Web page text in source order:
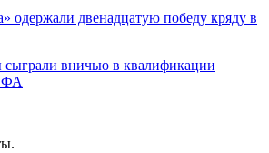
одержали двенадцатую победу кряду в
вничью в квалификации